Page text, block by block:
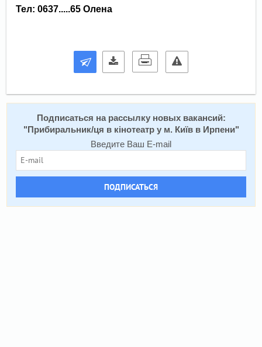
Тел: 0637.....65 Олена
Подписаться на расcылку новых вакансий:
" Прибиральник/ця в кінотеатр у м. Київ в Ирпени"
Введите Ваш E-mail
ПОДПИСАТЬСЯ